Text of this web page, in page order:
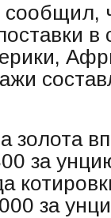
сообщил,
золота
за
за